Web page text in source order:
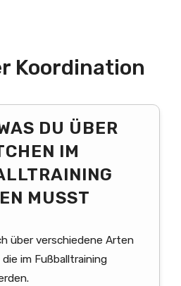
Koordination
DU ÜBER
IM
W
MUSST
über verschiedene Arten
im Fußballtraining